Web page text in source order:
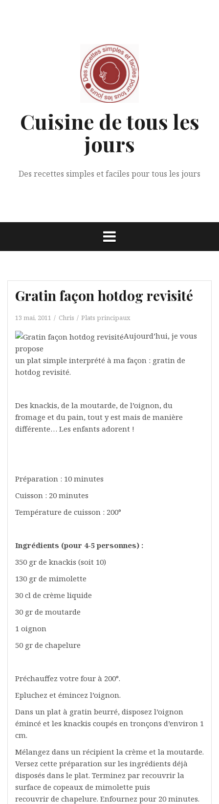
Cuisine de tous les
jours
Des recettes simples et faciles pour tous les jours
Gratin façon hotdog revisité
13 mai, 2011 Chris Plats principaux
Aujourd’hui, je vous
propose
un plat simple interprété à ma façon : gratin de
hotdog revisité.
Des knackis, de la moutarde, de l’oignon, du
fromage et du pain, tout y est mais de manière
différente… Les enfants adorent !
Préparation : 10 minutes
Cuisson : 20 minutes
Température de cuisson : 200°
Ingrédients (pour 4-5 personnes) :
350 gr de knackis (soit 10)
130 gr de mimolette
30 cl de crème liquide
30 gr de moutarde
1 oignon
50 gr de chapelure
Préchauffez votre four à 200°.
Epluchez et émincez l’oignon.
Dans un plat à gratin beurré, disposez l’oignon
émincé et les knackis coupés en tronçons d’environ 1
cm.
Mélangez dans un récipient la crème et la moutarde.
Versez cette préparation sur les ingrédients déjà
disposés dans le plat. Terminez par recouvrir la
surface de copeaux de mimolette puis
recouvrir de chapelure. Enfournez pour 20 minutes.